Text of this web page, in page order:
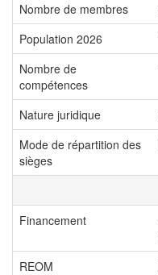
Nombre de membres
Population 2026
Nombre de
compétences
Nature juridique
Mode de répartition des
sièges
Financement
REOM